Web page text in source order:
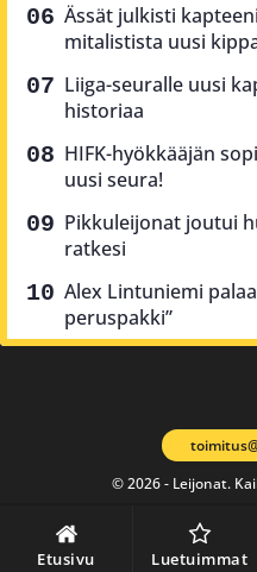
Etusivu Luetuimmat
Ässät julkisti
mitalistista uusi
Liiga-seuralle uusi
historiaa
HIFK-hyökkääjän
uusi seura!
Pikkuleijonat joutui
ratkesi
Alex Lintuniemi
peruspakki”
© 2026 - Leijonat.